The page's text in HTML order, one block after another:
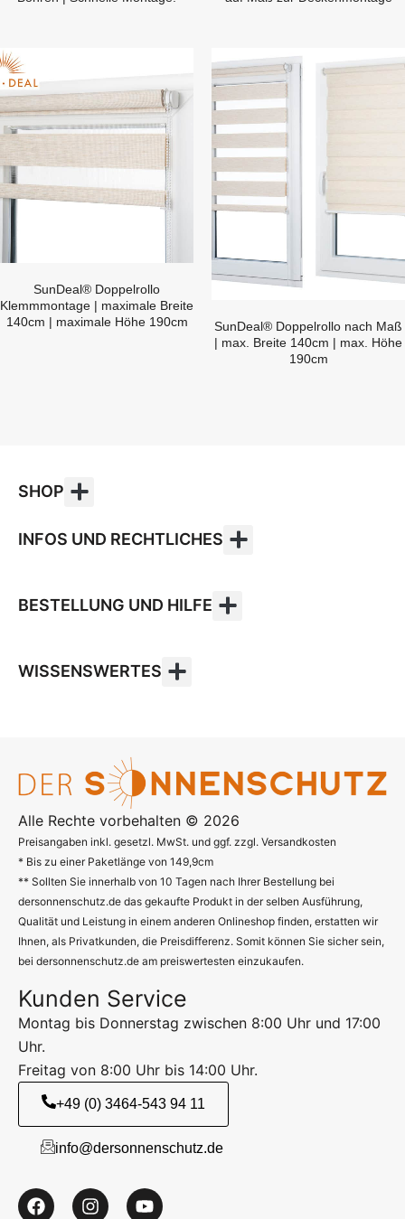
SunDeal® Doppelrollo
Klemmmontage | maximale Breite
140cm | maximale Höhe 190cm
SunDeal® Doppelrollo nach Maß
| max. Breite 140cm | max. Höhe
190cm
SHOP
INFOS UND RECHTLICHES
BESTELLUNG UND HILFE
WISSENSWERTES
Alle Rechte vorbehalten © 2026
Preisangaben inkl. gesetzl. MwSt. und ggf. zzgl. Versandkosten
* Bis zu einer Paketlänge von 149,9cm
** Sollten Sie innerhalb von 10 Tagen nach Ihrer Bestellung bei
dersonnenschutz.de das gekaufte Produkt in der selben Ausführung,
Qualität und Leistung in einem anderen Onlineshop finden, erstatten wir
Ihnen, als Privatkunden, die Preisdifferenz. Somit können Sie sicher sein,
bei dersonnenschutz.de am preiswertesten einzukaufen.
Kunden Service
Montag bis Donnerstag zwischen 8:00 Uhr und 17:00
Uhr.
Freitag von 8:00 Uhr bis 14:00 Uhr.
+49 (0) 3464-543 94 11
info@dersonnenschutz.de